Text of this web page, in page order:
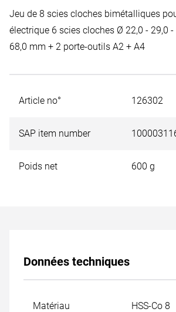
Jeu de 8 scies cloches bimétalliques
électrique 6 scies cloches Ø 22,0 - 29,0 -
68,0 mm + 2 porte-outils A2 + A4
Article no° 126302
SAP item number
Poids net 600 g
Données techniques
Matériau HSS-Co 8